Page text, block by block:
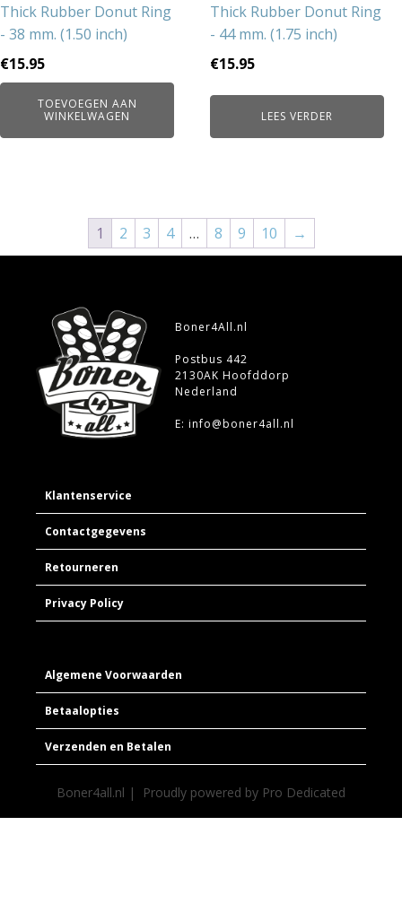
Thick Rubber Donut Ring
- 38 mm. (1.50 inch)
€15.95
TOEVOEGEN AAN
WINKELWAGEN
Thick Rubber Donut Ring
- 44 mm. (1.75 inch)
€15.95
LEES VERDER
1 2 3 4 … 8 9 10 →
Boner4All.nl
Postbus 442
2130AK Hoofddorp
Nederland
E: info@boner4all.nl
Klantenservice
Contactgegevens
Retourneren
Privacy Policy
Algemene Voorwaarden
Betaalopties
Verzenden en Betalen
Boner4all.nl | Proudly powered by Pro Dedicated